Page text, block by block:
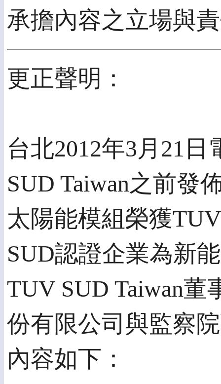
承擔內容之立場與
更正聲明：
台北2012年3月21
SUD Taiwan之前發
太陽能模組榮獲
SUD認證企業為新
TUV SUD Taiwan
份有限公司與監察
內容如下：